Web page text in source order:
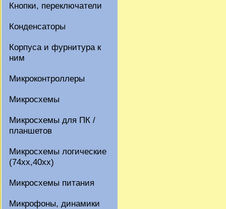
Кнопки, переключатели
Конденсаторы
Корпуса и фурнитура к
ним
Микроконтроллеры
Микросхемы
Микросхемы для ПК /
планшетов
Микросхемы логические
(74xx,40xx)
Микросхемы питания
Микрофоны, динамики